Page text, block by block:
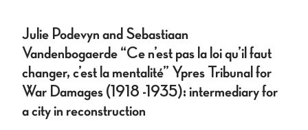
Julie Podevyn and Sebastiaan
Vandenbogaerde “Ce n’est pas la loi qu’il faut
changer, c’est la mentalité” Ypres Tribunal for
War Damages (1918 -1935): intermediary for
a city in reconstruction